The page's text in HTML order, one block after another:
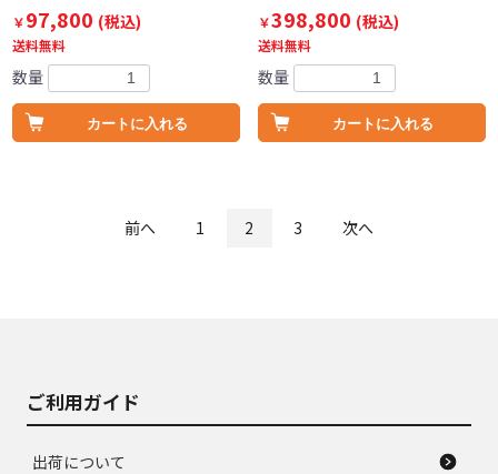
￥97,800 (税込)
送料無料
数量
カートに入れる
￥398,800 (税込)
送料無料
数量
カートに入れる
前へ 1 2 3 次へ
ご利用ガイド
出荷について